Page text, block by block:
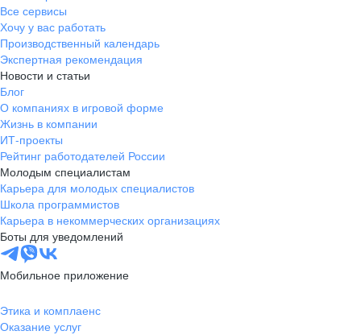
Все сервисы
Хочу у вас работать
Производственный календарь
Экспертная рекомендация
Новости и статьи
Блог
О компаниях в игровой форме
Жизнь в компании
ИТ-проекты
Рейтинг работодателей России
Молодым специалистам
Карьера для молодых специалистов
Школа программистов
Карьера в некоммерческих организациях
Боты для уведомлений
Мобильное приложение
Этика и комплаенс
Оказание услуг